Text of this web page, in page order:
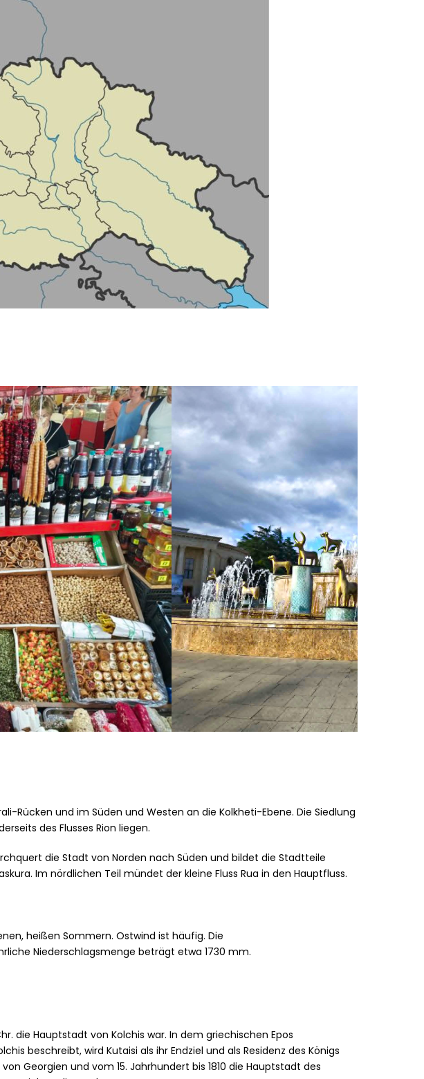
Rücken und im Süden und Westen an die Kolkheti-Ebene. Die Siedlung
des Flusses Rion liegen.
die Stadt von Norden nach Süden und bildet die Stadtteile
Im nördlichen Teil mündet der kleine Fluss Rua in den Hauptfluss.
heißen Sommern. Ostwind ist häufig. Die
Niederschlagsmenge beträgt etwa 1730 mm.
die Hauptstadt von Kolchis war. In dem griechischen Epos
beschreibt, wird Kutaisi als ihr Endziel und als Residenz des Königs
Georgien und vom 15. Jahrhundert bis 1810 die Hauptstadt des